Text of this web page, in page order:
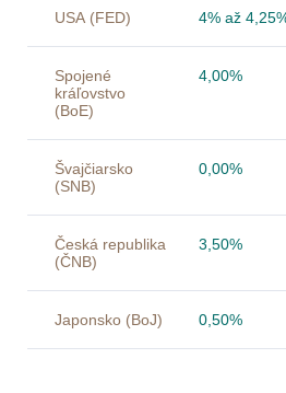
USA (FED) 4% až
Spojené
kráľovstvo
(BoE)
4,00%
Švajčiarsko
(SNB)
0,00%
Česká republika
(ČNB)
3,50%
Japonsko (BoJ) 0,50%